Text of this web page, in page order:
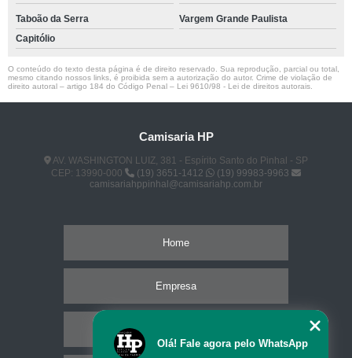
Taboão da Serra
Vargem Grande Paulista
Capitólio
O conteúdo do texto desta página é de direito reservado. Sua reprodução, parcial ou total,
mesmo citando nossos links, é proibida sem a autorização do autor. Crime de violação de
direito autoral – artigo 184 do Código Penal – Lei 9610/98 - Lei de direitos autorais
Camisaria HP
AV. WASHINGTON LUIZ, 381 - Espírito Santo do Pinhal - SP
CEP: 13990-000
(19) 3651-1412
(19) 99983-9963
camisariahppinhal@camisariahp.com.br
Home
Empresa
Olá! Fale agora pelo WhatsApp